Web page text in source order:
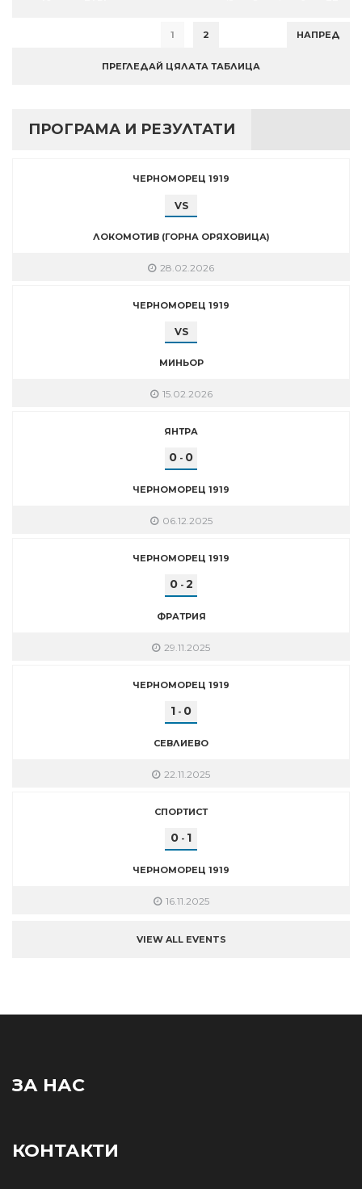
1 2 НАПРЕД
ПРЕГЛЕДАЙ ЦЯЛАТА ТАБЛИЦА
ПРОГРАМА И РЕЗУЛТАТИ
ЧЕРНОМОРЕЦ 1919
VS
ЛОКОМОТИВ (ГОРНА ОРЯХОВИЦА)
28.02.2026
ЧЕРНОМОРЕЦ 1919
VS
МИНЬОР
15.02.2026
ЯНТРА
0 - 0
ЧЕРНОМОРЕЦ 1919
06.12.2025
ЧЕРНОМОРЕЦ 1919
0- 2
ФРАТРИЯ
29.11.2025
ЧЕРНОМОРЕЦ 1919
1 - 0
СЕВЛИЕВО
22.11.2025
СПОРТИСТ
0 - 1
ЧЕРНОМОРЕЦ 1919
16.11.2025
VIEW ALL EVENTS
ЗА НАС
КОНТАКТИ